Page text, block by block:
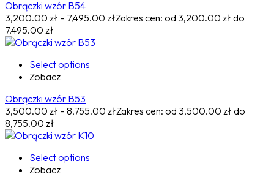
Obrączki wzór B54
3,200.00 zł – 7,495.00 złZakres cen: od 3,200.00 zł do
7,495.00 zł
Select options
Zobacz
Obrączki wzór B53
3,500.00 zł – 8,755.00 złZakres cen: od 3,500.00 zł do
8,755.00 zł
Select options
Zobacz